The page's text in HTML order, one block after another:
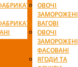
ОВОЧІ
ЗАМОРОЖЕНІ
ВАГОВІ
ОВОЧІ
ЗАМОРОЖЕНІ
ФАСОВАНІ
ЯГОДИ ТА